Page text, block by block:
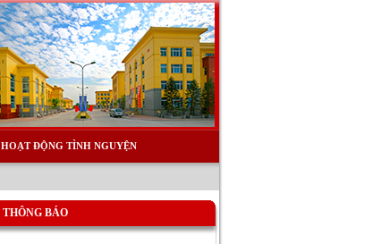
HOẠT ĐỘNG TÌNH NGUYỆN
THÔNG BÁO